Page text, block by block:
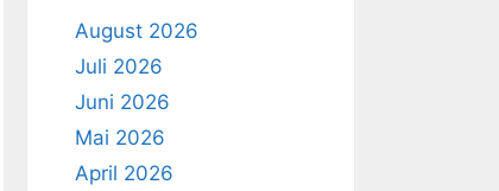
August 2026
Juli 2026
Juni 2026
Mai 2026
April 2026